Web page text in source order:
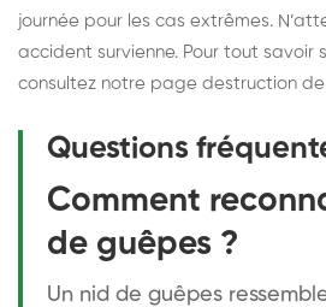
journée pour les cas extrêmes.
accident survienne. Pour tout savoir
consultez notre page destruction
Questions
Comment
de guêpes ?
Un nid de guêpes